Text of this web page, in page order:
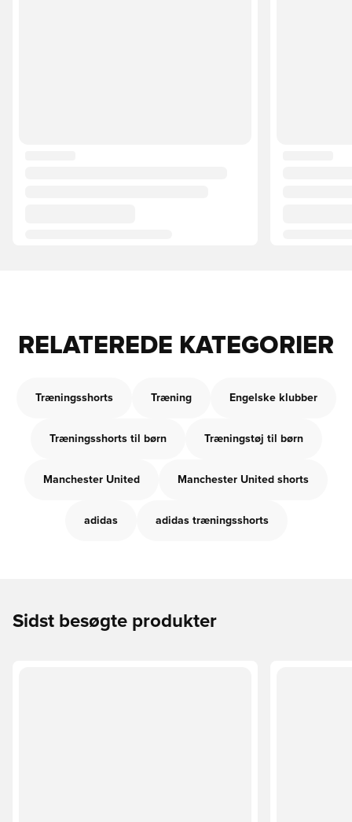
RELATEREDE KATEGORIER
Træningsshorts Træning Engelske klubber
Træningsshorts til børn Træningstøj til børn
Manchester United Manchester United shorts
adidas adidas træningsshorts
Sidst besøgte produkter